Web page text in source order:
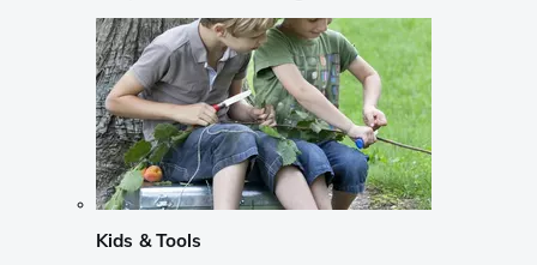
Kids & Tools